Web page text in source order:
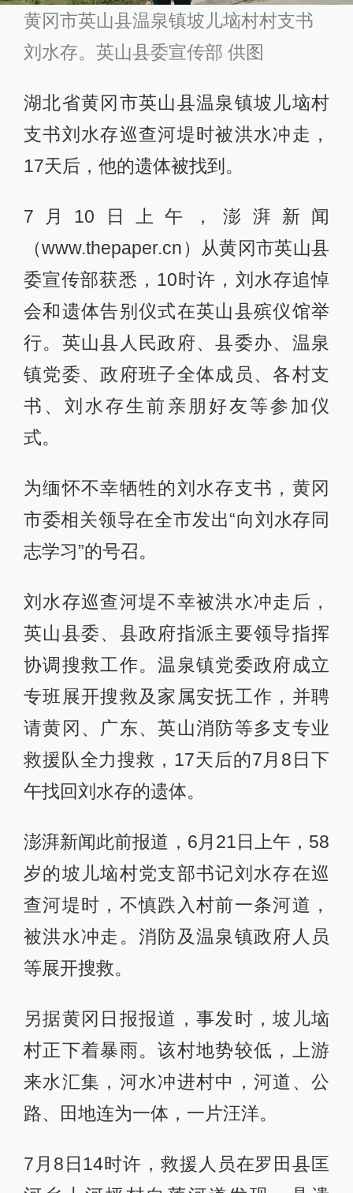
黄冈市英山县温泉镇坡儿垴村村支书
刘水存。英山县委宣传部 供图
湖北省黄冈市英山县温泉镇坡儿垴村
支书刘水存巡查河堤时被洪水冲走，
17天后，他的遗体被找到。
7月10日上午，澎湃新闻
（www.thepaper.cn）从黄冈市英山县
委宣传部获悉，10时许，刘水存追悼
会和遗体告别仪式在英山县殡仪馆举
行。英山县人民政府、县委办、温泉
镇党委、政府班子全体成员、各村支
书、刘水存生前亲朋好友等参加仪
式。
为缅怀不幸牺牲的刘水存支书，黄冈
市委相关领导在全市发出“向刘水存同
志学习”的号召。
刘水存巡查河堤不幸被洪水冲走后，
英山县委、县政府指派主要领导指挥
协调搜救工作。温泉镇党委政府成立
专班展开搜救及家属安抚工作，并聘
请黄冈、广东、英山消防等多支专业
救援队全力搜救，17天后的7月8日下
午找回刘水存的遗体。
澎湃新闻此前报道，6月21日上午，58
岁的坡儿垴村党支部书记刘水存在巡
查河堤时，不慎跌入村前一条河道，
被洪水冲走。消防及温泉镇政府人员
等展开搜救。
另据黄冈日报报道，事发时，坡儿垴
村正下着暴雨。该村地势较低，上游
来水汇集，河水冲进村中，河道、公
路、田地连为一体，一片汪洋。
7月8日14时许，救援人员在罗田县匡